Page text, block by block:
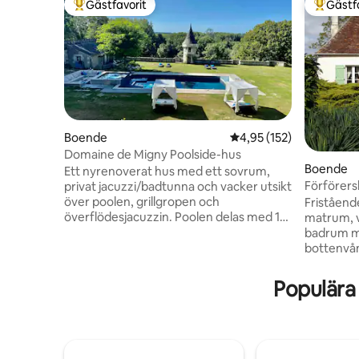
Populär gästfavorit
Gästfavorit
Boende 4,95 av 5 i
4,95 (152)
Domaine de Migny Poolside-hus
Ett nyrenoverat hus med ett sovrum,
privat jacuzzi/badtunna och vacker utsikt
över poolen, grillgropen och
överflödesjacuzzin. Poolen delas med 1
badrum och lyxkök. Säng i kungsstorlek
Boende
Fristående hus
matrum,
badrum